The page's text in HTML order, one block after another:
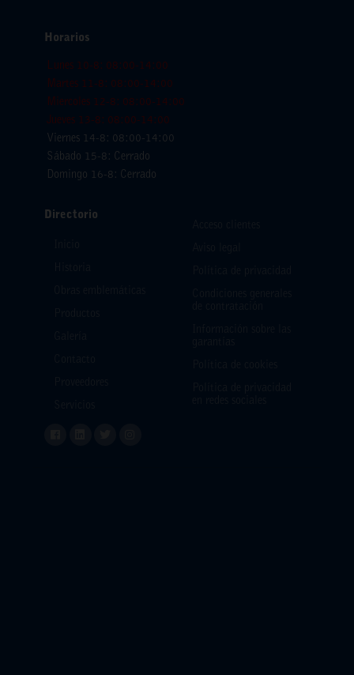
Directorio
Horarios
Lunes 10-8: 08:00-14:00
Martes 11-8: 08:00-14:00
Miercoles 12-8: 08:00-14:00
Jueves 13-8: 08:00-14:00
Viernes 14-8: 08:00-14:00
Sábado 15-8: Cerrado
Domingo 16-8: Cerrado